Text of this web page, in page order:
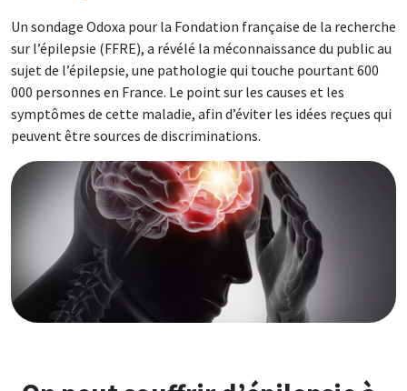
Un sondage Odoxa pour la Fondation française de la recherche
sur l’épilepsie (FFRE), a révélé la méconnaissance du public au
sujet de l’épilepsie, une pathologie qui touche pourtant 600
000 personnes en France. Le point sur les causes et les
symptômes de cette maladie, afin d’éviter les idées reçues qui
peuvent être sources de discriminations.
Image